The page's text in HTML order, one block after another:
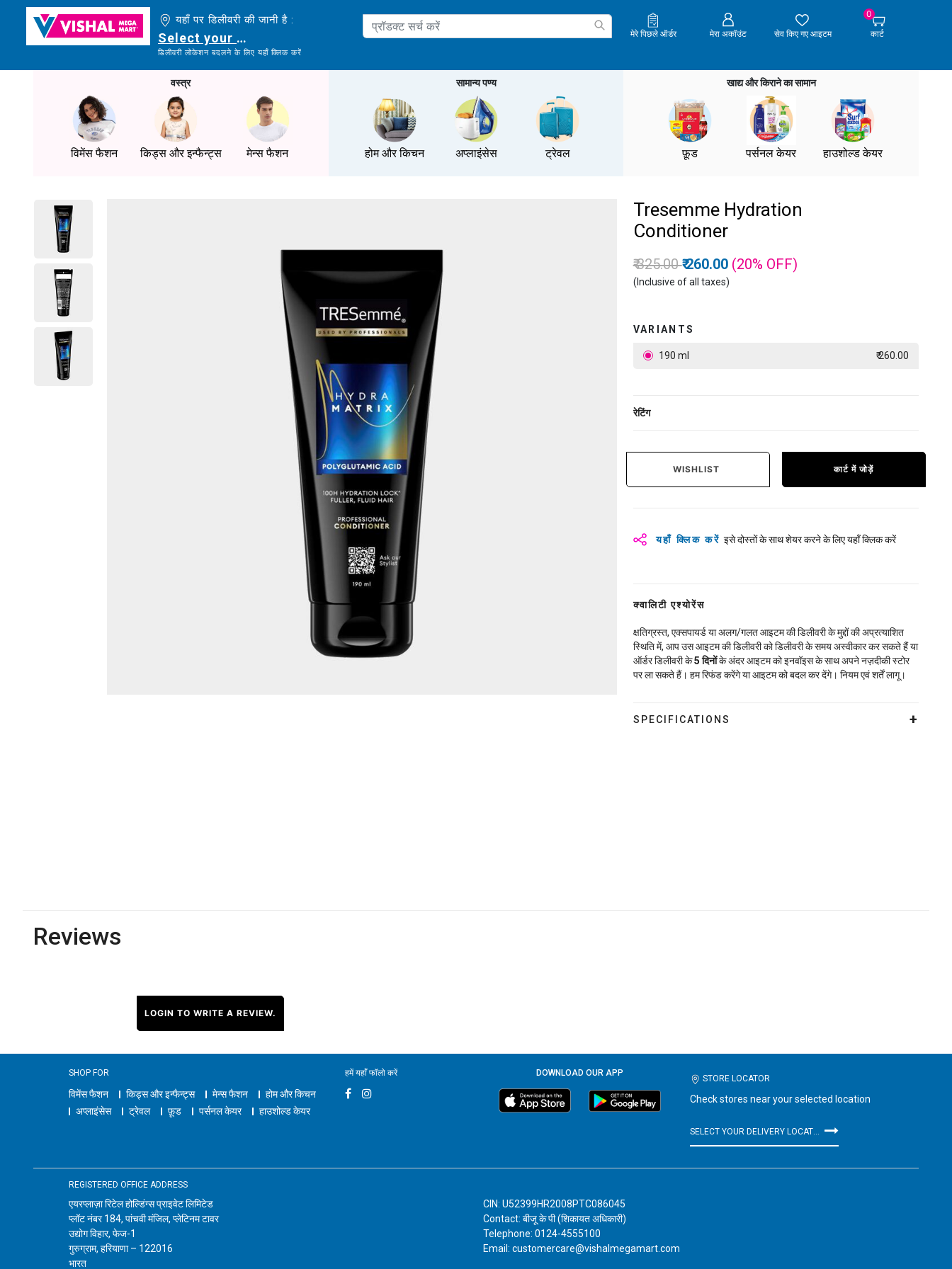
यहाँ पर डिलीवरी की जानी है :
Select your delivery location
डिलीवरी लोकेशन बदलने के लिए यहाँ क्लिक करें
मेरे पिछले ऑर्डर मेरा अकॉउंट सेव किए गए आइटम
0
कार्ट
वस्त्र
विमेंस फैशन किड्स और इन्फैन्ट्स मेन्स फैशन
सामान्य पण्य
होम और किचन अप्लाइंसेस ट्रेवल
खाद्य और किराने का सामान
फ़ूड पर्सनल केयर हाउशोल्ड केयर
Tresemme Hydration
Conditioner
Price reduced from
₹ 325.00to
₹ 260.00 (20% OFF)
(Inclusive of all taxes)
VARIANTS
190 ml ₹ 260.00
रेटिंग
WISHLIST कार्ट में जोड़ें
यहाँ क्लिक करें इसे दोस्तों के साथ शेयर करने के लिए यहाँ क्लिक करें
क्वालिटी एश्योरेंस
क्षतिग्रस्त, एक्सपायर्ड या अलग/गलत आइटम की डिलीवरी के मुद्दों की अप्रत्याशित
स्थिति में, आप उस आइटम की डिलीवरी को डिलीवरी के समय अस्वीकार कर सकते हैं या
ऑर्डर डिलीवरी के 5 दिनोंके अंदर आइटम को इनवॉइस के साथ अपने नज़दीकी स्टोर
पर ला सकते हैं। हम रिफंड करेंगे या आइटम को बदल कर देंगे। नियम एवं शर्तें लागू।
SPECIFICATIONS
Reviews
LOGIN TO WRITE A REVIEW.
SHOP FOR
विमेंस फैशन किड्स और इन्फैन्ट्स मेन्स फैशन
होम और किचन
अप्लाइंसेस
ट्रेवल फ़ूड पर्सनल केयर हाउशोल्ड केयर
हमें यहाँ फॉलो करें DOWNLOAD OUR APP
STORE LOCATOR
Check stores near your selected location
REGISTERED OFFICE ADDRESS
एयरप्लाज़ा रिटेल होल्डिंग्स प्राइवेट लिमिटेड
प्लॉट नंबर 184, पांचवी मंजिल, प्लेटिनम टावर
उद्योग विहार, फेज-1
गुरुग्राम, हरियाणा – 122016
भारत
CIN: U52399HR2008PTC086045
Contact: बीजू के पी (शिकायत अधिकारी)
Telephone: 0124-4555100
Email: customercare@vishalmegamart.com